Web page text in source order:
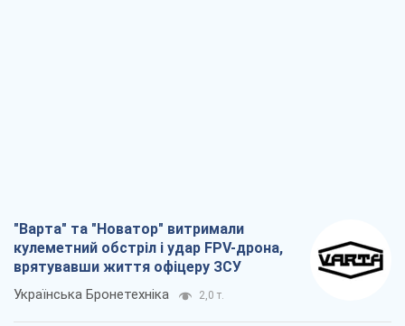
"Варта" та "Новатор" витримали
кулеметний обстріл і удар FPV-дрона,
врятувавши життя офіцеру ЗСУ
Українська Бронетехніка 2,0 т.